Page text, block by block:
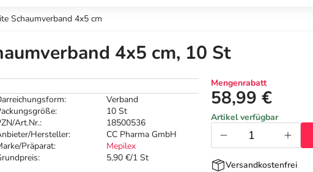
Schaumverband 4x5 cm
4x5 cm, 10 St
Verband
10 St
Art.Nr.:
18500536
Hersteller:
CC Pharma GmbH
Präparat:
Mepilex
5,90 €/1 St
Mengenrabatt
58,99 €
Artikel verfügbar
Versandkostenfrei